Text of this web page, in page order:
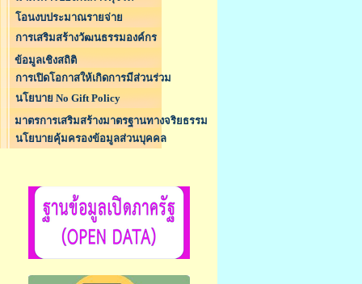
โอนงบประมาณรายจ่าย
การเสริมสร้างวัฒนธรรมองค์กร
ข้อมูลเชิงสถิติ
การเปิดโอกาสให้เกิดการมีส่วนร่วม
นโยบาย No Gift Policy
มาตรการเสริมสร้างมาตรฐานทางจริยธรรม
นโยบายคุ้มครองข้อมูลส่วนบุคคล